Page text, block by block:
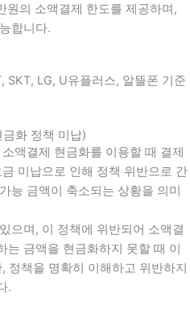
원의 소액결제 한도를 제공하며,
합니다.
SKT, LG, U유플러스, 알뜰폰 기준
화 정책 미납)
액결제 현금화를 이용할 때 결제
미납으로 인해 정책 위반으로 간
능 금액이 축소되는 상황을 의미
으며, 이 정책에 위반되어 소액결
금액을 현금화하지 못할 때 이
정책을 명확히 이해하고 위반하지
.